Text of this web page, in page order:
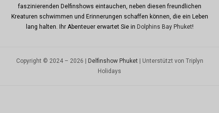
faszinierenden Delfinshows eintauchen, neben diesen freundlichen
Kreaturen schwimmen und Erinnerungen schaffen können, die ein Leben
lang halten. Ihr Abenteuer erwartet Sie in Dolphins Bay Phuket!
Copyright © 2024 – 2026 | Delfinshow Phuket| Unterstützt von Triplyn
Holidays